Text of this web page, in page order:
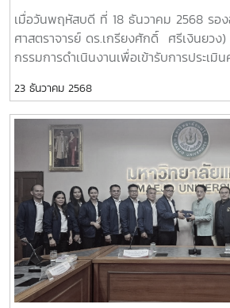
คัดเลือกกลุ่มเป้าหมายผู้ตอบแบบประเมิน
คะแนน IITและEITปัญหาและอุปสรรคในการ
มหาวิทยาลัย และแนวทางการแก้ไขจากการ
กล่าว ฝ่ายกฎหมาย สำนักงานมหาวิทยาลัย
ความเชื่อมั่นเป็นอย่างยิ่งว่า การได้มีโอกา
ปฏิบัติที่ดี (best practiceจากมหาวิทยาลั
ประเมิน ITA ที่โดดเด่น จะก่อให้เกิดประโ
วิทยาลัยแม่โจ้ ในการเตรียมความพร้อมเข้า
คุณธรรมและความโปร่งใสในการดำเนินง
(ITA) ประจำปีงบประมาณ พ.ศ. 2569 รว
ระดับค่าคะแนนการประเมินฯ นอกจากนั้น ยั
ขับเคลื่อนแผนงานของมหาวิทยาลัยวลัยลั
เรียนรู้ร่วมกันมาใช้เป็นแนวทางในการกำ
ป้องกันการทุจริตของมหาวิทยาลัยแม่โจ้ให้
ประสิทธิผลอีกด้วย
เมื่อวันพฤหัสบดี ที่ 18 ธันวาคม 2568 รอ
ศาสตราจารย์ ดร.เกรียงศักดิ์ ศรีเงินยวง
กรรมการดำเนินงานเพื่อเข้ารับการประเมิ
มหาวิทยาลัยแม่โจ้ พร้อมด้วยฝ่ายกฎหมาย
ในฐานะฝ่ายเลขานุการคณะกรรมการดังกล่
เพื่อแลกเปลี่ยนเรียนรู้การดำเนินงาน
สงขลานครินทร์ ณ มหาวิทยาลัยสงขลาน
ในการนี้ สำนักงานกฎหมาย นำโดย ผู้ช่วยศา
ดร.จุมพล ชื่นจิตต์ศิริ รองอธิการบดีฝ่ายก
วิชาการ ผู้ช่วยศาสตราจารย์มงคล มาล
บริสุทธิ์ ผู้อำนวยการสำนักกฎหมาย มหาวิท
ได้ให้เกียรติต้อนรับคณะศึกษาดูงานจากมห
กรุณาให้ข้อมูลที่เป็นประโยชน์ต่อการกับเค
ITA ของมหาวิทยาลัยแม่โจ้ภายใต้หัวข้อดัง
ดำเนินงานขับเคลื่อนโครงการ ITAของมห
23 ธันวาคม 2568